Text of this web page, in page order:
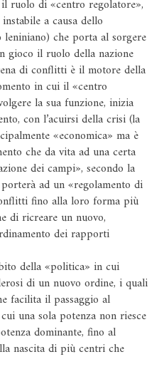
ruolo di «centro regolatore»,
a causa dello
che porta al sorgere
gioco il ruolo della nazione
di conflitti è il motore della
in cui il «centro
la sua funzione, inizia
con l’acuirsi della crisi (la
«economica» ma è
che da vita ad una certa
dei campi», secondo la
ad un «regolamento di
fino alla loro forma più
di ricreare un nuovo,
dei rapporti
della «politica» in cui
di un nuovo ordine, i quali
facilita il passaggio al
una sola potenza non riesce
dominante, fino al
nascita di più centri che